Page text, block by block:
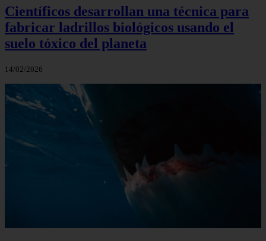
Científicos desarrollan una técnica para
fabricar ladrillos biológicos usando el
suelo tóxico del planeta
14/02/2026